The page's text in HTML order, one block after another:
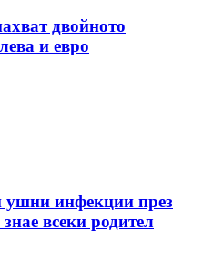
двойното
и евро
ушни инфекции през
всеки родител